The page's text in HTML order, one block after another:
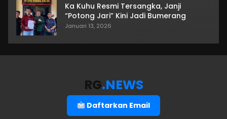
Ka Kuhu Resmi Tersangka, Janji
“Potong Jari” Kini Jadi Bumerang
Januari 13, 2026
RG.NEWS
Daftarkan Email